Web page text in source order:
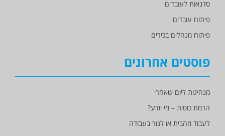
סדנאות לעובדים
פיתוח עובדים
פיתוח מנהלים בכירים
פוסטים אחרונים
מנהיגות ליום שאחרי
הרמת כוסית – מי יודע?
לעבוד מהבית או לגור בעבודה